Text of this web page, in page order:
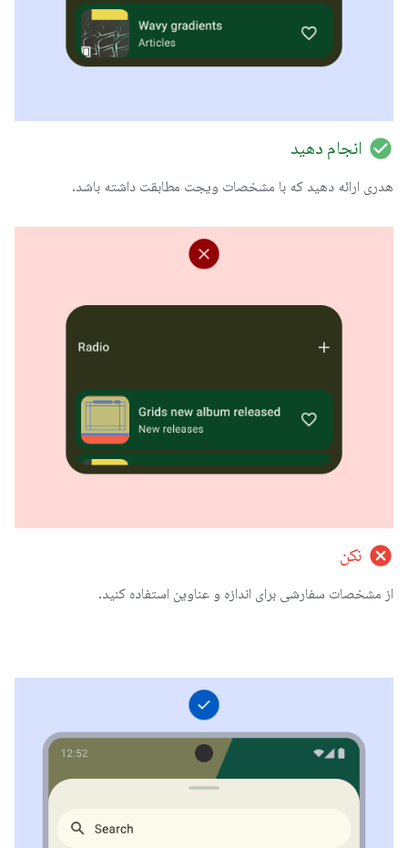
check_circle انجام دهید
هدری ارائه دهید که با مشخصات ویجت مطابقت داشته باشد.
cancel نکن
از مشخصات سفارشی برای اندازه و عناوین استفاده کنید.